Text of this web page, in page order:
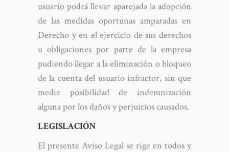
usuario podrá llevar aparejada la adopción
de las medidas oportunas amparadas en
Derecho y en el ejercicio de sus derechos
u obligaciones por parte de la empresa
pudiendo llegar a la eliminación o bloqueo
de la cuenta del usuario infractor, sin que
medie posibilidad de indemnización
alguna por los daños y perjuicios causados.
LEGISLACIÓN
El presente Aviso Legal se rige en todos y